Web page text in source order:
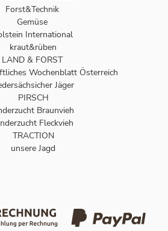
Forst&Technik
Gemüse
International
kraut&rüben
LAND & FORST
Wochenblatt Österreich
Jäger
PIRSCH
Braunvieh
Fleckvieh
TRACTION
unsere Jagd